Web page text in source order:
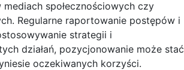
społecznościowych czy
Regularne raportowanie postępów i
strategii i
działań, pozycjonowanie może stać
oczekiwanych korzyści.